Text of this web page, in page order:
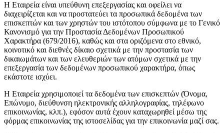
Η Εταιρεία είναι υπεύθυνη επεξεργασίας και οφείλει να
διαχειρίζεται και να προστατεύει τα προσωπικά δεδομένα των
επισκεπτών και των χρηστών του ιστότοπου σύμφωνα με το Γενικό
Κανονισμό για την Προστασία Δεδομένων Προσωπικού
Χαρακτήρα (679/2016), καθώς και στα οριζόμενα στο εθνικό,
κοινοτικό και διεθνές δίκαιο σχετικά με την προστασία των
δικαιωμάτων και των ελευθεριών των ατόμων σχετικά με την
επεξεργασία των δεδομένων προσωπικού χαρακτήρα, όπως
εκάστοτε ισχύει.
Η Εταιρεία χρησιμοποιεί τα δεδομένα των επισκεπτών (Όνομα,
Επώνυμο, διεύθυνση ηλεκτρονικής αλληλογραφίας, τηλέφωνο
επικοινωνίας, κλπ.), εφόσον αυτά έχουν καταχωρηθεί μέσω της
φόρμας επικοινωνίας της ιστοσελίδας για την επικοινωνία μαζί σας.